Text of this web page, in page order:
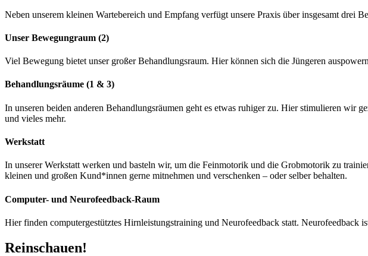
Neben unserem kleinen Wartebereich und Empfang verfügt unsere Praxis über insgesamt drei
Unser Bewegungraum (2)
Viel Bewegung bietet unser großer Behandlungsraum. Hier können sich die Jüngeren
Behandlungsräume (1 & 3)
In unseren beiden anderen Behandlungsräumen geht es etwas ruhiger zu. Hier stimulieren wir
und vieles mehr.
Werkstatt
In unserer Werkstatt werken und basteln wir, um die Feinmotorik und die Grobmotorik zu
kleinen und großen Kund*innen gerne mitnehmen und verschenken – oder selber behalten.
Computer- und Neurofeedback-Raum
Hier finden computergestütztes Hirnleistungstraining und Neurofeedback statt. Neurofeedback
Reinschauen!